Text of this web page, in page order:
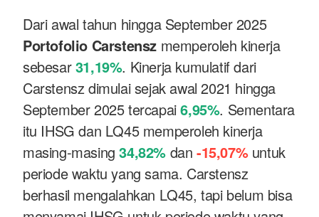
Dari awal tahun hingga September 2025
Portofolio Carstensz memperoleh kinerja
sebesar31,19%. Kinerja kumulatif dari
Carstensz dimulai sejak awal 2021 hingga
September 2025 tercapai6,95%. Sementara
itu IHSG dan LQ45 memperoleh kinerja
masing-masing34,82% dan-15,07%untuk
periode waktu yang sama. Carstensz
berhasil mengalahkan LQ45, tapi belum bisa